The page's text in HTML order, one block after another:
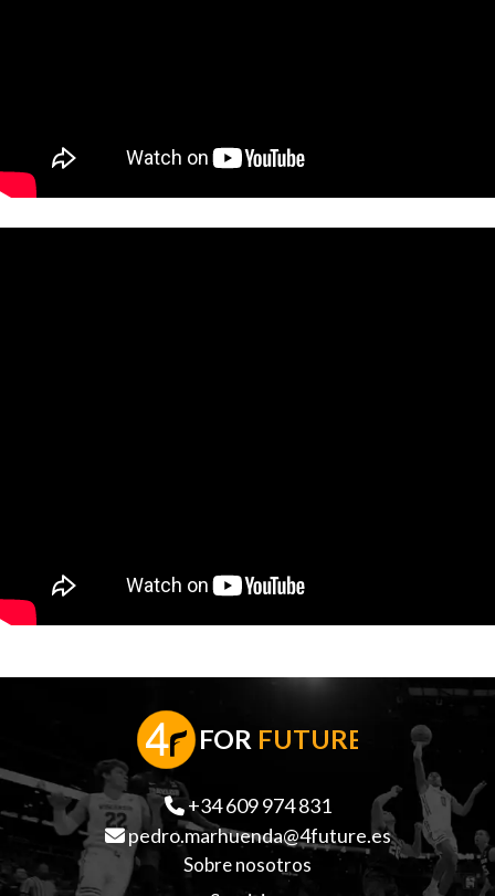
FOR FUTURE
+34 609 974 831
pedro.marhuenda@4future.es
Sobre nosotros